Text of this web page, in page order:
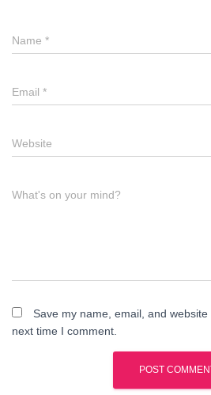
Name *
Email *
Website
What's on your mind?
Save my name, email, and
next time I comment.